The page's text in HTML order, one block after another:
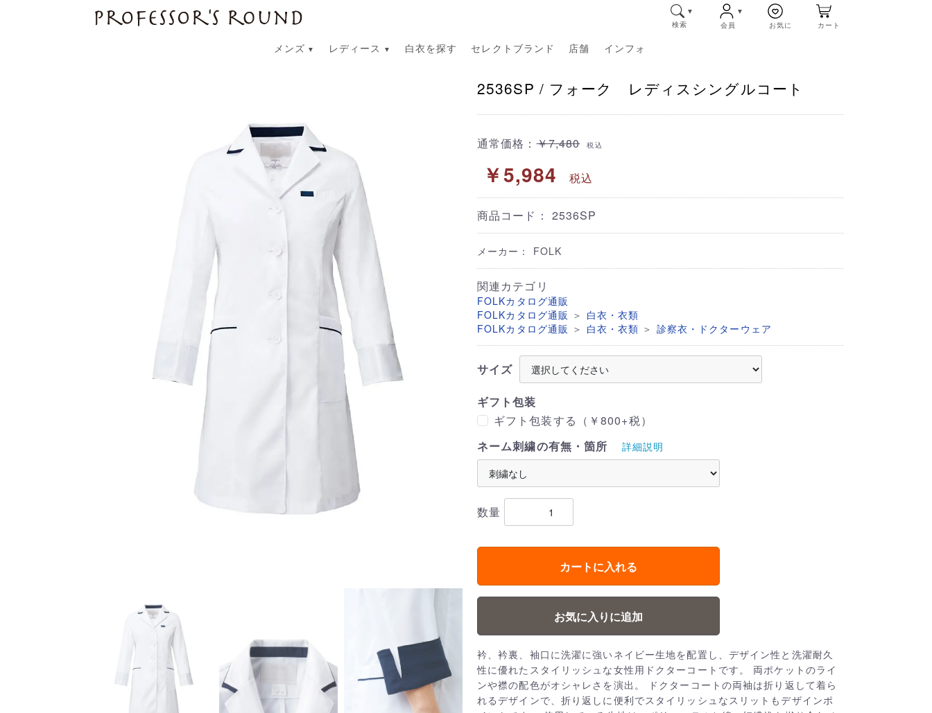
プロフェッサーズラウンド 検索 会員 お気に カート
メンズ レディース 白衣を探す セレクトブランド 店舗 インフォ
2536SP / フォーク レディスシングルコート
通常価格：￥7,480 税込
￥5,984 税込
商品コード： 2536SP
メーカー： FOLK
関連カテゴリ
FOLKカタログ通販
FOLKカタログ通販 ＞ 白衣・衣類
FOLKカタログ通販 ＞ 白衣・衣類 ＞ 診察衣・ドクターウェア
サイズ
ギフト包装
ギフト包装する（￥800+税）
ネーム刺繍の有無・箇所
詳細説明
数量
カートに入れる
お気に入りに追加
衿、衿裏、袖口に洗濯に強いネイビー生地を配置し、デザイン性と洗濯耐久
性に優れたスタイリッシュな女性用ドクターコートです。 両ポケットのライ
ンや襟の配色がオシャレさを演出。 ドクターコートの両袖は折り返して着ら
れるデザインで、折り返しに便利でスタイリッシュなスリットもデザインポ